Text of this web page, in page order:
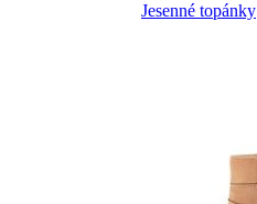
Jesenné topánky